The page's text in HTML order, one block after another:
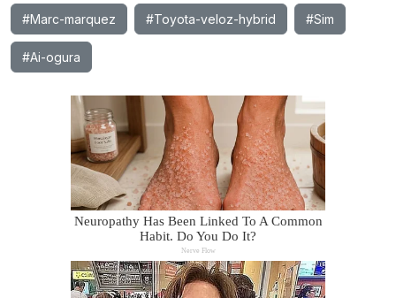
#Marc-marquez #Toyota-veloz-hybrid #Sim
#Ai-ogura